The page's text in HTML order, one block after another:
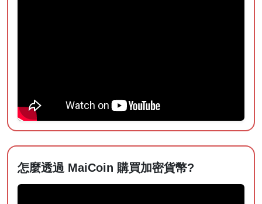
怎麼透過 MaiCoin 購買加密貨幣?